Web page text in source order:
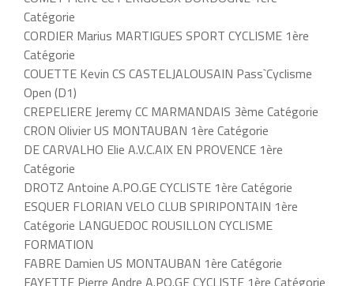
Catégorie
CORDIER Marius MARTIGUES SPORT CYCLISME 1ère
Catégorie
COUETTE Kevin CS CASTELJALOUSAIN Pass`Cyclisme
Open (D1)
CREPELIERE Jeremy CC MARMANDAIS 3ème Catégorie
CRON Olivier US MONTAUBAN 1ère Catégorie
DE CARVALHO Elie A.V.C.AIX EN PROVENCE 1ère
Catégorie
DROTZ Antoine A.PO.GE CYCLISTE 1ère Catégorie
ESQUER FLORIAN VELO CLUB SPIRIPONTAIN 1ère
Catégorie LANGUEDOC ROUSILLON CYCLISME
FORMATION
FABRE Damien US MONTAUBAN 1ère Catégorie
FAYETTE Pierre Andre A.PO.GE CYCLISTE 1ère Catégorie